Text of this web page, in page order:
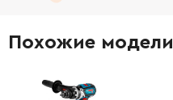
Похожие модели